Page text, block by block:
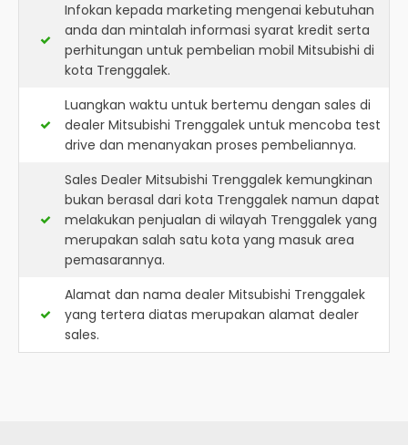
Infokan kepada marketing mengenai kebutuhan
anda dan mintalah informasi syarat kredit serta
perhitungan untuk pembelian mobil Mitsubishi di
kota Trenggalek.
Luangkan waktu untuk bertemu dengan sales di
dealer Mitsubishi Trenggalek untuk mencoba test
drive dan menanyakan proses pembeliannya.
Sales Dealer Mitsubishi Trenggalek kemungkinan
bukan berasal dari kota Trenggalek namun dapat
melakukan penjualan di wilayah Trenggalek yang
merupakan salah satu kota yang masuk area
pemasarannya.
Alamat dan nama dealer Mitsubishi Trenggalek
yang tertera diatas merupakan alamat dealer
sales.